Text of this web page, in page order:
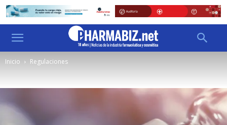
Inicio Regulaciones